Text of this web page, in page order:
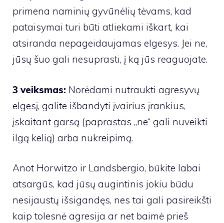
primena naminių gyvūnėlių tėvams, kad
pataisymai turi būti atliekami iškart, kai
atsiranda nepageidaujamas elgesys. Jei ne,
jūsų šuo gali nesuprasti, į ką jūs reaguojate.
3 veiksmas: Norėdami nutraukti agresyvų
elgesį, galite išbandyti įvairius įrankius,
įskaitant garsą (paprastas „ne“ gali nuveikti
ilgą kelią) arba nukreipimą.
Anot Horwitzo ir Landsbergio, būkite labai
atsargūs, kad jūsų augintinis jokiu būdu
nesijaustų išsigandęs, nes tai gali pasireikšti
kaip tolesnė agresija ar net baimė prieš